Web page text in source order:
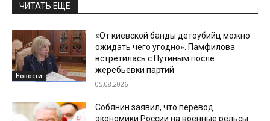
ЧИТАТЬ ЕЩЕ
Новости
«От киевской банды детоубийц можно
ожидать чего угодно». Памфилова
встретилась с Путиным после
жеребьевки партий
05.08.2026
Собянин заявил, что перевод
экономики России на военные рельсы